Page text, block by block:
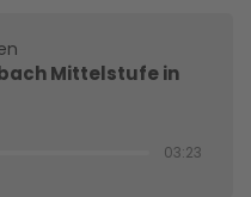
Mittelstufe in
03:23